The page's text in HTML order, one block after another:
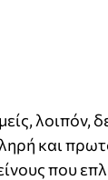
λοιπόν,
και
που